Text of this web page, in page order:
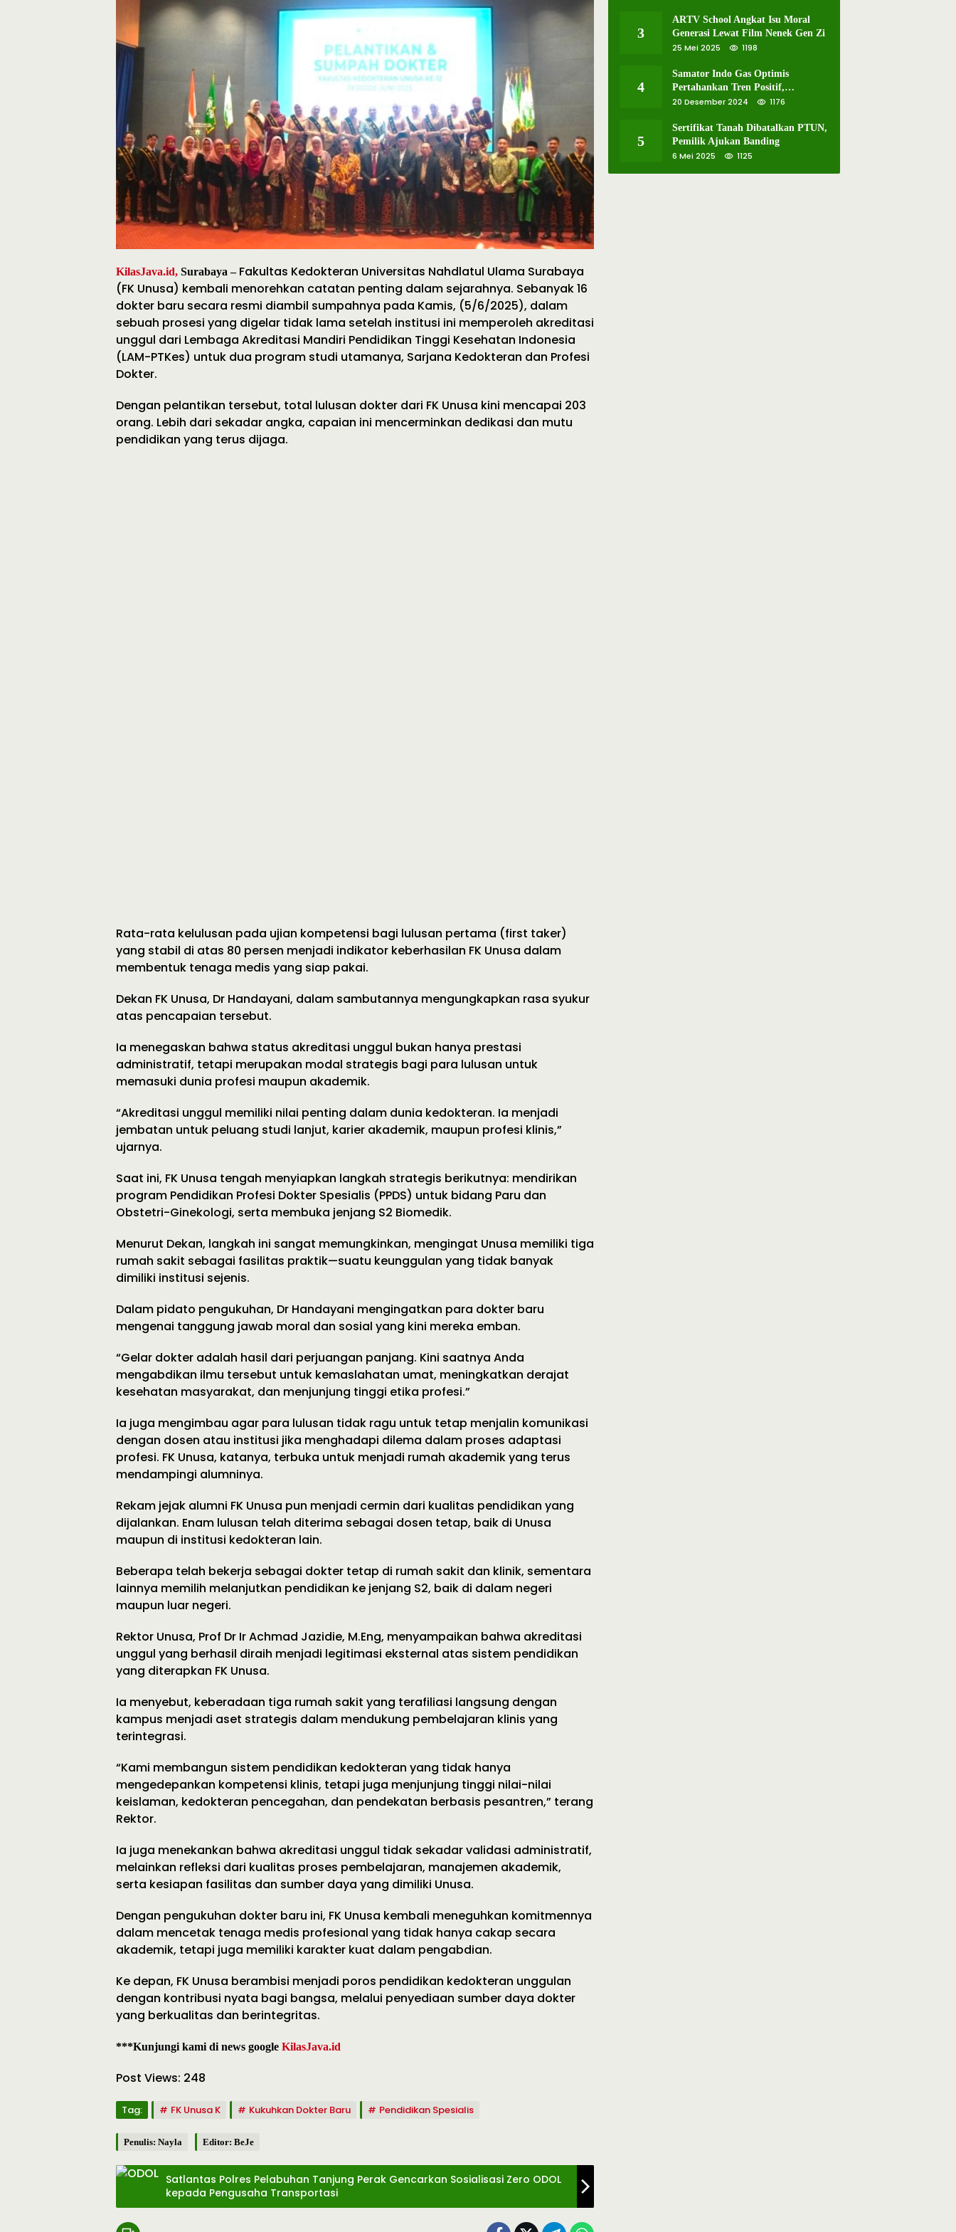
KilasJava.id, Surabaya – Fakultas Kedokteran Universitas Nahdlatul Ulama Surabaya
(FK Unusa) kembali menorehkan catatan penting dalam sejarahnya. Sebanyak 16
dokter baru secara resmi diambil sumpahnya pada Kamis, (5/6/2025), dalam
sebuah prosesi yang digelar tidak lama setelah institusi ini memperoleh akreditasi
unggul dari Lembaga Akreditasi Mandiri Pendidikan Tinggi Kesehatan Indonesia
(LAM-PTKes) untuk dua program studi utamanya, Sarjana Kedokteran dan Profesi
Dokter.
Dengan pelantikan tersebut, total lulusan dokter dari FK Unusa kini mencapai 203
orang. Lebih dari sekadar angka, capaian ini mencerminkan dedikasi dan mutu
pendidikan yang terus dijaga.
Rata-rata kelulusan pada ujian kompetensi bagi lulusan pertama (first taker)
yang stabil di atas 80 persen menjadi indikator keberhasilan FK Unusa dalam
membentuk tenaga medis yang siap pakai.
Dekan FK Unusa, Dr Handayani, dalam sambutannya mengungkapkan rasa syukur
atas pencapaian tersebut.
Ia menegaskan bahwa status akreditasi unggul bukan hanya prestasi
administratif, tetapi merupakan modal strategis bagi para lulusan untuk
memasuki dunia profesi maupun akademik.
“Akreditasi unggul memiliki nilai penting dalam dunia kedokteran. Ia menjadi
jembatan untuk peluang studi lanjut, karier akademik, maupun profesi klinis,”
ujarnya.
Saat ini, FK Unusa tengah menyiapkan langkah strategis berikutnya: mendirikan
program Pendidikan Profesi Dokter Spesialis (PPDS) untuk bidang Paru dan
Obstetri-Ginekologi, serta membuka jenjang S2 Biomedik.
Menurut Dekan, langkah ini sangat memungkinkan, mengingat Unusa memiliki tiga
rumah sakit sebagai fasilitas praktik—suatu keunggulan yang tidak banyak
dimiliki institusi sejenis.
Dalam pidato pengukuhan, Dr Handayani mengingatkan para dokter baru
mengenai tanggung jawab moral dan sosial yang kini mereka emban.
“Gelar dokter adalah hasil dari perjuangan panjang. Kini saatnya Anda
mengabdikan ilmu tersebut untuk kemaslahatan umat, meningkatkan derajat
kesehatan masyarakat, dan menjunjung tinggi etika profesi.”
Ia juga mengimbau agar para lulusan tidak ragu untuk tetap menjalin komunikasi
dengan dosen atau institusi jika menghadapi dilema dalam proses adaptasi
profesi. FK Unusa, katanya, terbuka untuk menjadi rumah akademik yang terus
mendampingi alumninya.
Rekam jejak alumni FK Unusa pun menjadi cermin dari kualitas pendidikan yang
dijalankan. Enam lulusan telah diterima sebagai dosen tetap, baik di Unusa
maupun di institusi kedokteran lain.
Beberapa telah bekerja sebagai dokter tetap di rumah sakit dan klinik, sementara
lainnya memilih melanjutkan pendidikan ke jenjang S2, baik di dalam negeri
maupun luar negeri.
Rektor Unusa, Prof Dr Ir Achmad Jazidie, M.Eng, menyampaikan bahwa akreditasi
unggul yang berhasil diraih menjadi legitimasi eksternal atas sistem pendidikan
yang diterapkan FK Unusa.
Ia menyebut, keberadaan tiga rumah sakit yang terafiliasi langsung dengan
kampus menjadi aset strategis dalam mendukung pembelajaran klinis yang
terintegrasi.
“Kami membangun sistem pendidikan kedokteran yang tidak hanya
mengedepankan kompetensi klinis, tetapi juga menjunjung tinggi nilai-nilai
keislaman, kedokteran pencegahan, dan pendekatan berbasis pesantren,” terang
Rektor.
Ia juga menekankan bahwa akreditasi unggul tidak sekadar validasi administratif,
melainkan refleksi dari kualitas proses pembelajaran, manajemen akademik,
serta kesiapan fasilitas dan sumber daya yang dimiliki Unusa.
Dengan pengukuhan dokter baru ini, FK Unusa kembali meneguhkan komitmennya
dalam mencetak tenaga medis profesional yang tidak hanya cakap secara
akademik, tetapi juga memiliki karakter kuat dalam pengabdian.
Ke depan, FK Unusa berambisi menjadi poros pendidikan kedokteran unggulan
dengan kontribusi nyata bagi bangsa, melalui penyediaan sumber daya dokter
yang berkualitas dan berintegritas.
***Kunjungi kami di news google KilasJava.id
Post Views: 248
Tag: FK Unusa K Kukuhkan Dokter Baru Pendidikan Spesialis
Penulis: Nayla Editor: BeJe
Satlantas Polres Pelabuhan Tanjung Perak Gencarkan Sosialisasi Zero ODOL
kepada Pengusaha Transportasi
3
ARTV School Angkat Isu Moral
Generasi Lewat Film Nenek Gen Zi
25 Mei 2025 1198
4
Samator Indo Gas Optimis
Pertahankan Tren Positif,
Resmikan Pabrik Hidrogen ke-57 di
20 Desember 2024 1176
5
Sertifikat Tanah Dibatalkan PTUN,
Pemilik Ajukan Banding
6 Mei 2025 1125